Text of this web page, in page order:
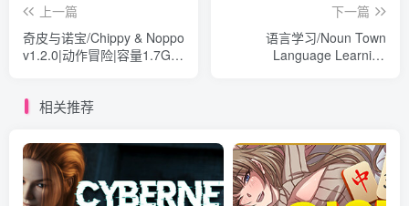
奇皮与诺宝/Chippy & Noppo
v1.2.0|动作冒险|容量1.7GB|
免安装绿色中文版
语言学习/Noun Town
Language Learning
Build.17148132|休闲益智|容